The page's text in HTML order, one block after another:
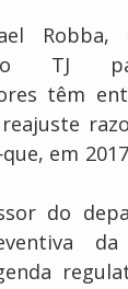
Robba,
TJ
têm
em
do